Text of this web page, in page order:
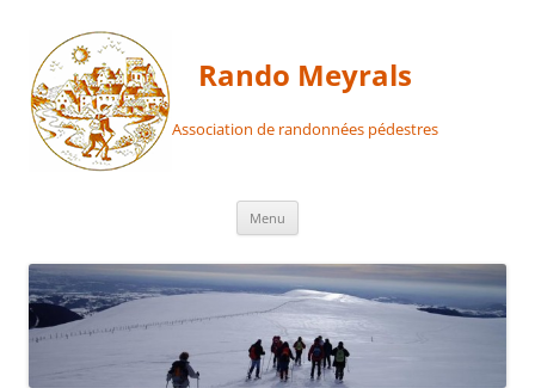
contenu
Rando Meyrals
Association de randonnées pédestres
Menu